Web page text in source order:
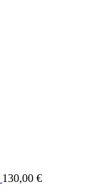
130,00 €